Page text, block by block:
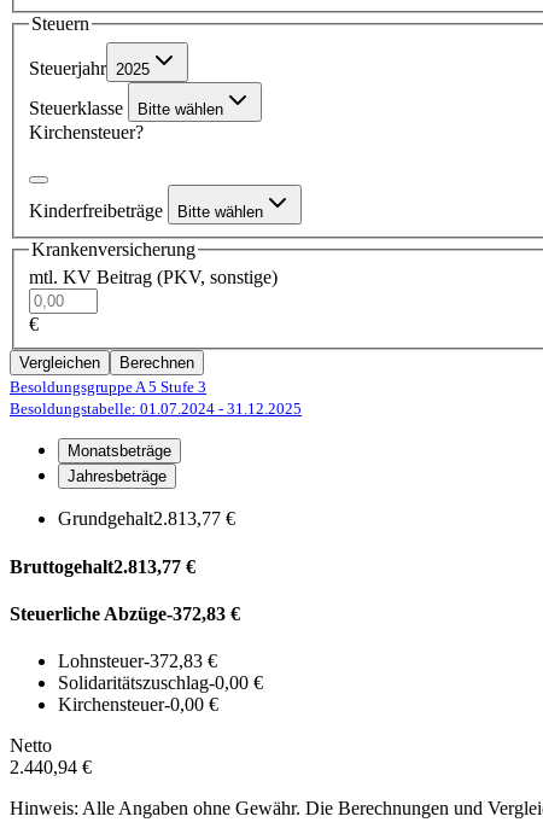
Steuern
Steuerjahr 2025
Steuerklasse Bitte wählen
Kirchensteuer?
Kinderfreibeträge Bitte wählen
Krankenversicherung
mtl. KV Beitrag (PKV, sonstige)
€
Vergleichen
Berechnen
Besoldungsgruppe A 5 Stufe 3
Besoldungstabelle: 01.07.2024 - 31.12.2025
Monatsbeträge
Jahresbeträge
Grundgehalt2.813,77 €
Bruttogehalt2.813,77 €
Steuerliche Abzüge-372,83 €
Lohnsteuer-372,83 €
Solidaritätszuschlag-0,00 €
Kirchensteuer-0,00 €
Netto
2.440,94 €
Hinweis: Alle Angaben ohne Gewähr. Die Berechnungen und